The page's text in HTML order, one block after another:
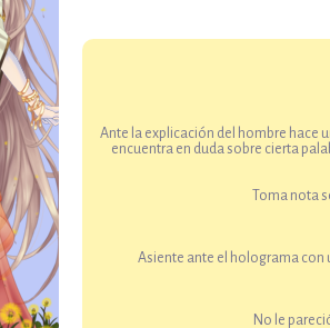
Ante la explicación del hombre hace
encuentra en duda sobre cierta
Toma nota
Asiente ante el holograma con
No le